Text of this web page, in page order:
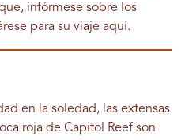
infórmese sobre los
para su viaje aquí.
en la soledad, las extensas
roja de Capitol Reef son